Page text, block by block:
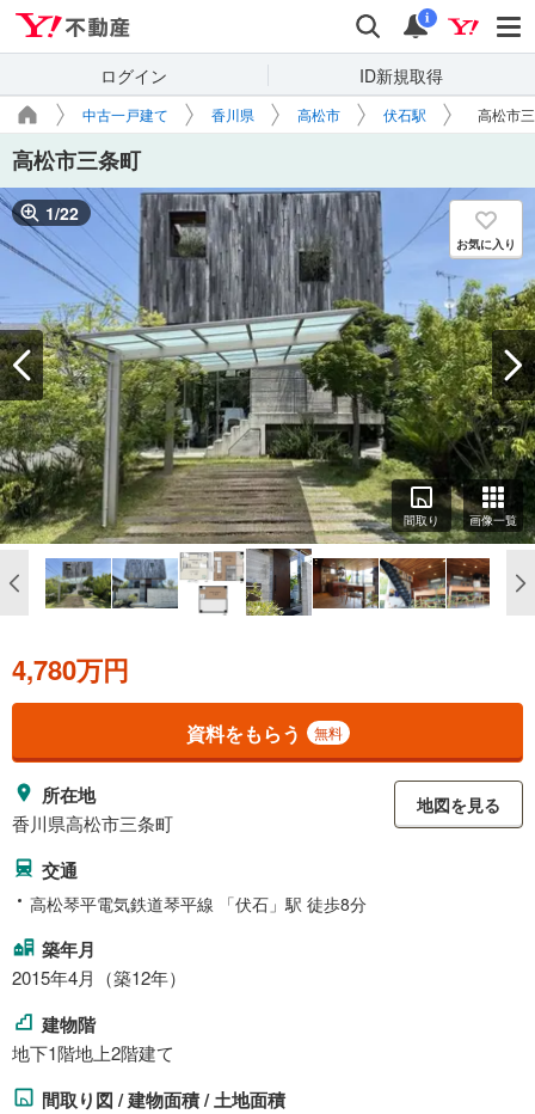
検索 通知
i
ログイン ID新規取得
中古一戸建て 香川県 高松市 伏石駅 高松市
高松市三条町
1/22
お気に入り
間取り 画像一覧
4,780万円
資料をもらう 無料
所在地
香川県高松市三条町
地図を見る
交通
高松琴平電気鉄道琴平線 「伏石」駅 徒歩8分
築年月
2015年4月（築12年）
建物階
地下1階地上2階建て
間取り図 / 建物面積 / 土地面積